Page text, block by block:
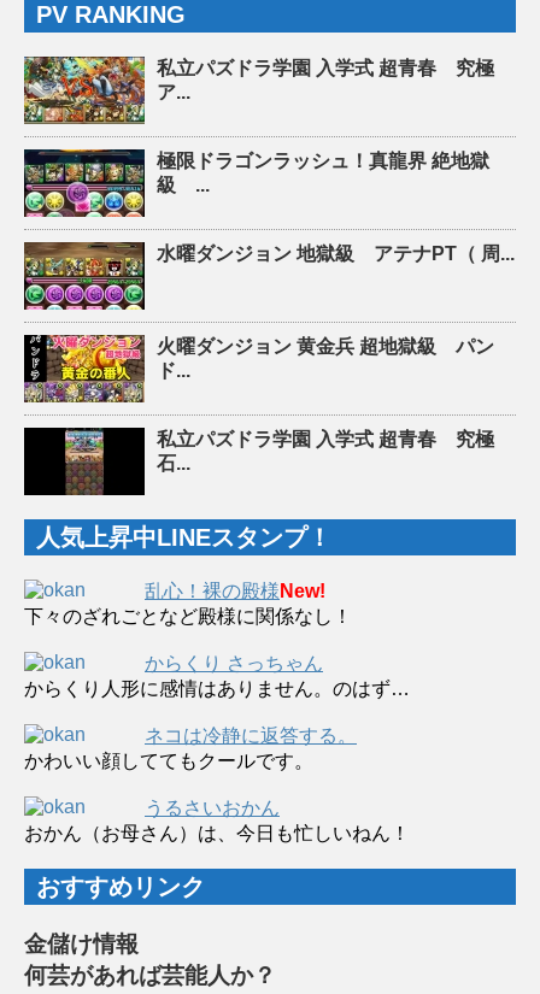
PV RANKING
私立パズドラ学園 入学式 超青春 究極
ア...
極限ドラゴンラッシュ！真龍界 絶地獄
級 ...
水曜ダンジョン 地獄級 アテナPT（ 周...
火曜ダンジョン 黄金兵 超地獄級 パン
ド...
私立パズドラ学園 入学式 超青春 究極
石...
人気上昇中LINEスタンプ！
乱心！裸の殿様 New!
下々のざれごとなど殿様に関係なし！
からくり さっちゃん
からくり人形に感情はありません。のはず…
ネコは冷静に返答する。
かわいい顔しててもクールです。
うるさいおかん
おかん（お母さん）は、今日も忙しいねん！
おすすめリンク
金儲け情報
何芸があれば芸能人か？